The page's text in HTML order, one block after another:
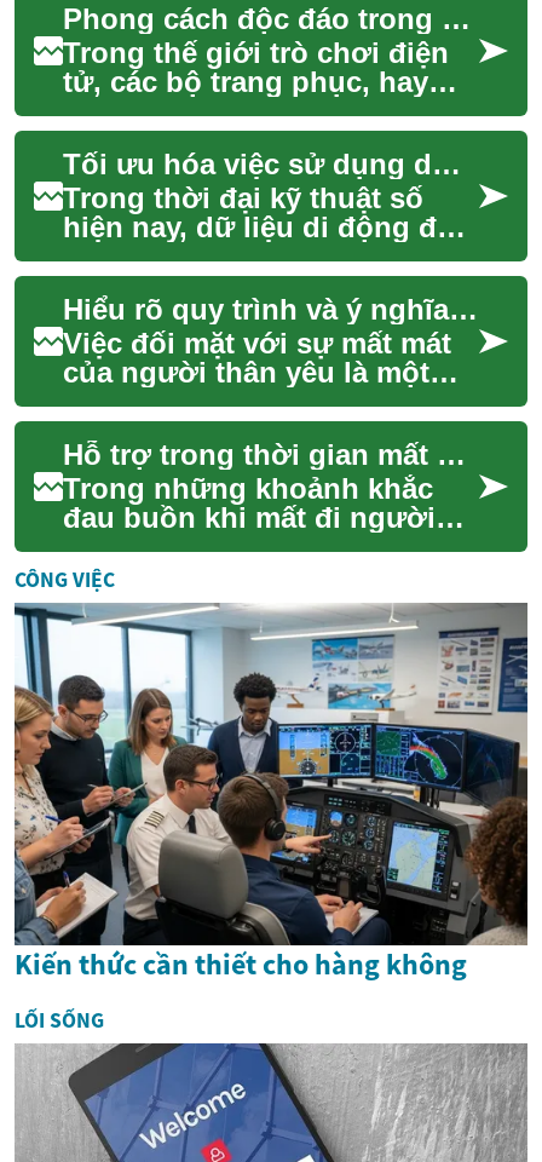
Phong cách độc đáo trong trò chơi điện tử
Trong thế giới trò chơi điện
tử, các bộ trang phục, hay
còn gọi là "skin", đã trở
thành một phần không thể
thiếu, man...
Tối ưu hóa việc sử dụng dữ liệu di động
Trong thời đại kỹ thuật số
hiện nay, dữ liệu di động đã
trở thành một phần không
thể thiếu trong cuộc sống
hàng ngày,...
Hiểu rõ quy trình và ý nghĩa của việc chia ly
Việc đối mặt với sự mất mát
của người thân yêu là một
trong những trải nghiệm khó
khăn nhất trong cuộc đời.
Trong quá...
Hỗ trợ trong thời gian mất mát
Trong những khoảnh khắc
đau buồn khi mất đi người
thân yêu, việc đưa ra các
quyết định về nghi thức cuối
đời có thể l...
CÔNG VIỆC
Kiến thức cần thiết cho hàng không
LỐI SỐNG